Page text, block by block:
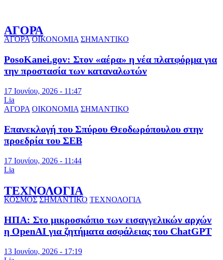
ΑΓΟΡΑ
ΑΓΟΡΑ ΟΙΚΟΝΟΜΙΑ ΣΗΜΑΝΤΙΚΟ
PosoKanei.gov: Στον «αέρα» η νέα πλατφόρμα για
την προστασία των καταναλωτών
17 Ιουνίου, 2026 - 11:47
Lia
ΑΓΟΡΑ ΟΙΚΟΝΟΜΙΑ ΣΗΜΑΝΤΙΚΟ
Επανεκλογή του Σπύρου Θεοδωρόπουλου στην
προεδρία του ΣΕΒ
17 Ιουνίου, 2026 - 11:44
Lia
ΤΕΧΝΟΛΟΓΙΑ
ΚΟΣΜΟΣ ΣΗΜΑΝΤΙΚΟ ΤΕΧΝΟΛΟΓΙΑ
ΗΠΑ: Στο μικροσκόπιο των εισαγγελικών αρχών
η OpenAI για ζητήματα ασφάλειας του ChatGPT
13 Ιουνίου, 2026 - 17:19